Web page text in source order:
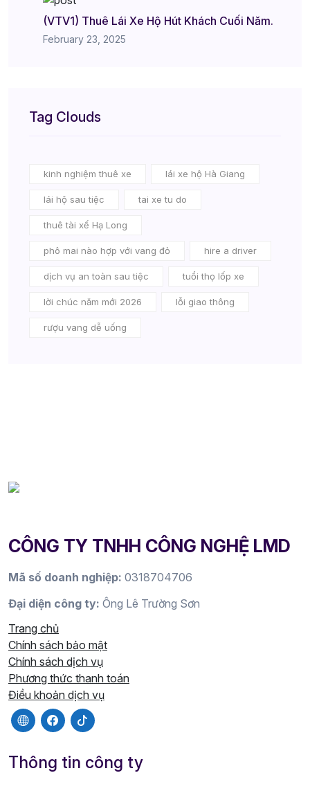
(VTV1) Thuê Lái Xe Hộ Hút Khách Cuối Năm.
February 23, 2025
Tag Clouds
kinh nghiệm thuê xe lái xe hộ Hà Giang
lái hộ sau tiệc tai xe tu do
thuê tài xế Hạ Long
phô mai nào hợp với vang đỏ hire a driver
dịch vụ an toàn sau tiệc tuổi thọ lốp xe
lời chúc năm mới 2026 lỗi giao thông
rượu vang dễ uống
CÔNG TY TNHH CÔNG NGHỆ LMD
Mã số doanh nghiệp: 0318704706
Đại diện công ty: Ông Lê Trường Sơn
Trang chủ
Chính sách bảo mật
Chính sách dịch vụ
Phương thức thanh toán
Điều khoản dịch vụ
Thông tin công ty